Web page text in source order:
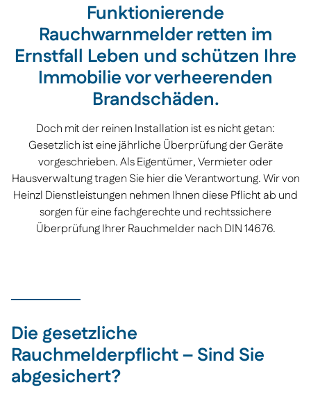
Funktionierende
Rauchwarnmelder retten im
Ernstfall Leben und schützen Ihre
Immobilie vor verheerenden
Brandschäden.
Doch mit der reinen Installation ist es nicht getan:
Gesetzlich ist eine jährliche Überprüfung der Geräte
vorgeschrieben. Als Eigentümer, Vermieter oder
Hausverwaltung tragen Sie hier die Verantwortung. Wir von
Heinzl Dienstleistungen nehmen Ihnen diese Pflicht ab und
sorgen für eine fachgerechte und rechtssichere
Überprüfung Ihrer Rauchmelder nach DIN 14676.
Die gesetzliche
Rauchmelderpflicht – Sind Sie
abgesichert?